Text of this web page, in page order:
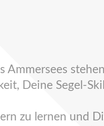
Ammersees
Deine Segel-
zu lernen und